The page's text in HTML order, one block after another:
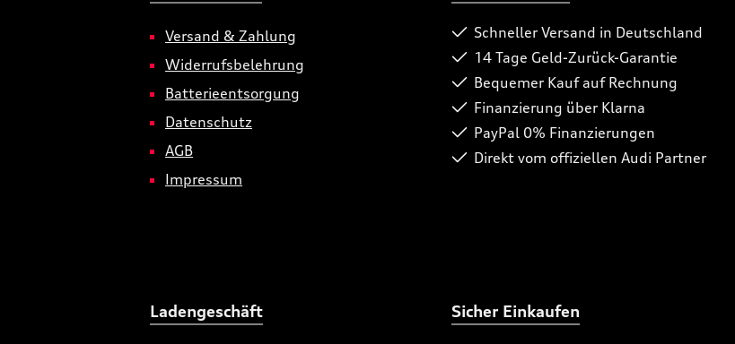
Versand & Zahlung
Widerrufsbelehrung
Batterieentsorgung
Datenschutz
AGB
Impressum
Schneller Versand in Deutschland
14 Tage Geld-Zurück-Garantie
Bequemer Kauf auf Rechnung
Finanzierung über Klarna
PayPal 0% Finanzierungen
Direkt vom offiziellen Audi Partner
Ladengeschäft Sicher Einkaufen